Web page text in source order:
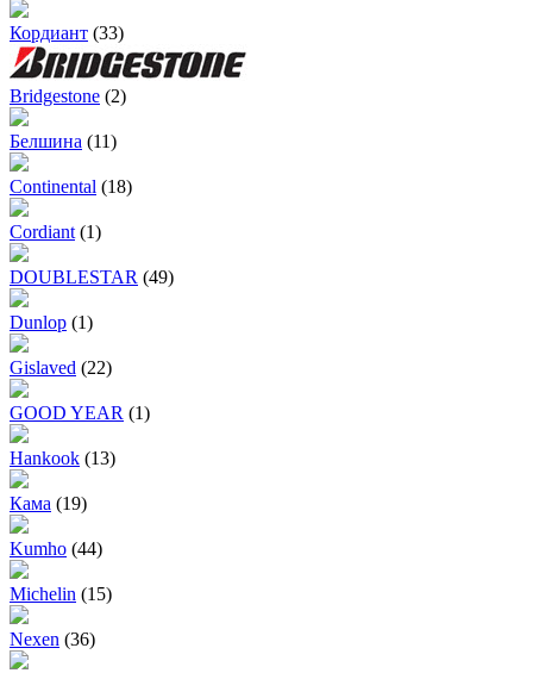
Кордиант (33)
Bridgestone (2)
Белшина (11)
Continental (18)
Cordiant (1)
DOUBLESTAR (49)
Dunlop (1)
Gislaved (22)
GOOD YEAR (1)
Hankook (13)
Кама (19)
Kumho (44)
Michelin (15)
Nexen (36)